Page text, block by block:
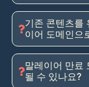
기존 콘텐츠를
이어 도메인으
말레이어 만료
될 수 있나요?